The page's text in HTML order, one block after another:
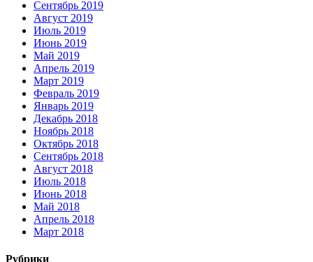
Сентябрь 2019
Август 2019
Июль 2019
Июнь 2019
Май 2019
Апрель 2019
Март 2019
Февраль 2019
Январь 2019
Декабрь 2018
Ноябрь 2018
Октябрь 2018
Сентябрь 2018
Август 2018
Июль 2018
Июнь 2018
Май 2018
Апрель 2018
Март 2018
Рубрики